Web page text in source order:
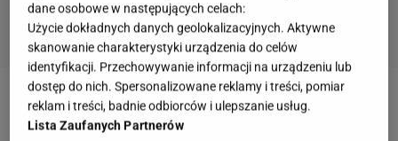
dane osobowe w następujących celach:
Użycie dokładnych danych geolokalizacyjnych. Aktywne
skanowanie charakterystyki urządzenia do celów
identyfikacji. Przechowywanie informacji na urządzeniu lub
dostęp do nich. Spersonalizowane reklamy i treści, pomiar
reklam i treści, badnie odbiorców i ulepszanie usług.
Lista Zaufanych Partnerów